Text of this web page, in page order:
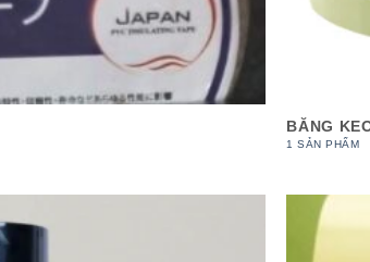
BĂNG
1 SẢN PHẨM